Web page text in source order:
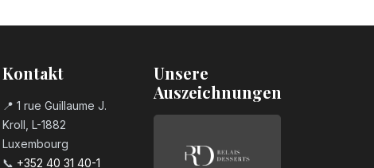
Kontakt
📍 1 rue Guillaume J.
Kroll, L-1882
Luxembourg
📞 +352 40 31 40-1
Unsere
Auszeichnungen